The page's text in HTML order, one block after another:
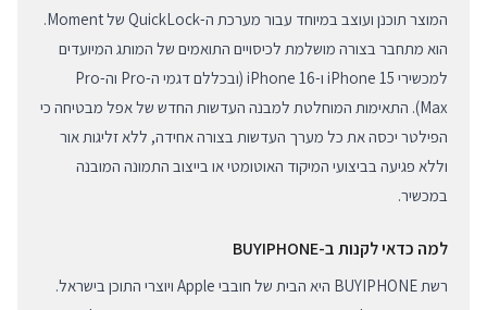
המוצר תוכנן ועוצב במיוחד עבור מערכת ה-QuickLock של Moment.
הוא מתחבר בצורה מושלמת לכיסויים התואמים של המותג המיועדים
למכשירי iPhone 15 ו-iPhone 16 (ובכללם דגמי ה-Pro וה-Pro
Max). התאימות המוחלטת למבנה העדשות החדש של אפל מבטיחה כי
הפילטר יכסה את כל מערך העדשות בצורה אחידה, ללא זליגות אור
וללא פגיעה בביצועי המיקוד האוטומטי או בייצוב התמונה המובנה
במכשיר.
למה כדאי לקנות ב-BUYIPHONE
רשת BUYIPHONE היא הבית של חובבי Apple ויוצרי התוכן בישראל.